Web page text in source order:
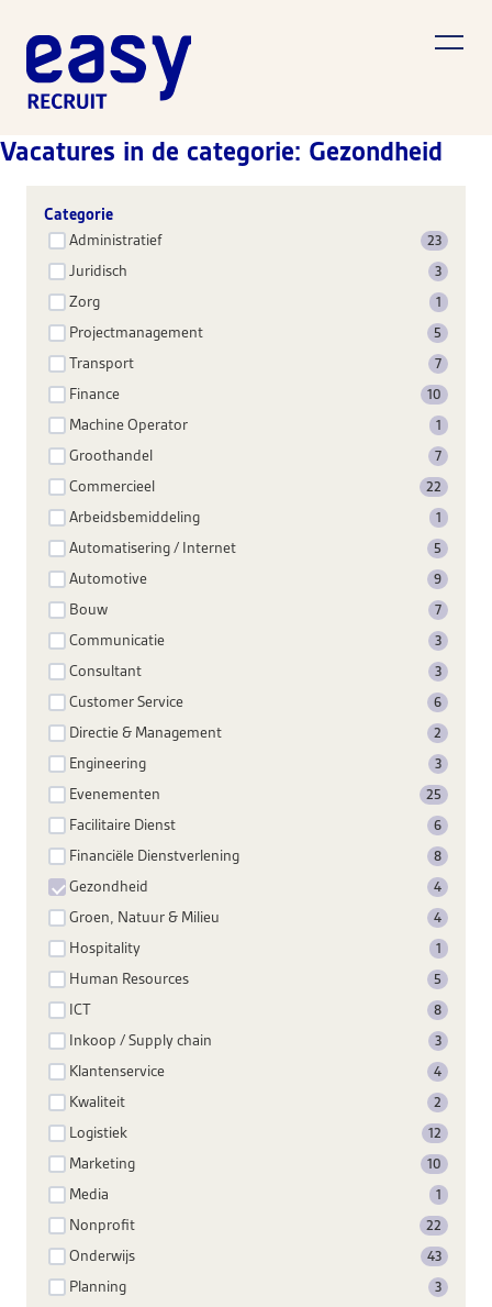
Vacatures in de categorie: Gezondheid
Categorie
Administratief 23
Juridisch 3
Zorg 1
Projectmanagement 5
Transport 7
Finance 10
Machine Operator 1
Groothandel 7
Commercieel 22
Arbeidsbemiddeling 1
Automatisering / Internet 5
Automotive 9
Bouw 7
Communicatie 3
Consultant 3
Customer Service 6
Directie & Management 2
Engineering 3
Evenementen 25
Facilitaire Dienst 6
Financiële Dienstverlening 8
Gezondheid 4
Groen, Natuur & Milieu 4
Hospitality 1
Human Resources 5
ICT 8
Inkoop / Supply chain 3
Klantenservice 4
Kwaliteit 2
Logistiek 12
Marketing 10
Media 1
Nonprofit 22
Onderwijs 43
Planning 3